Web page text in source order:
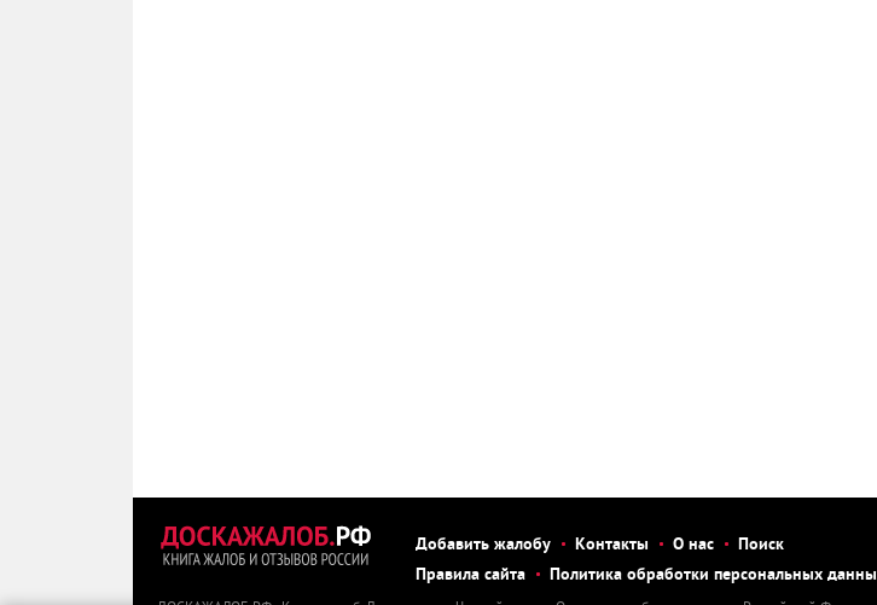
Добавить жалобу Контакты О нас
Поиск
Правила сайта
Политика обработки персональных